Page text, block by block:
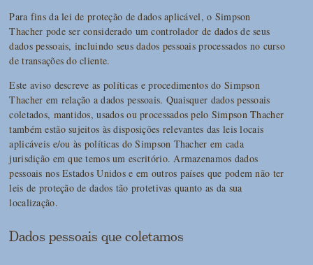
Para fins da lei de proteção de dados aplicável, o Simpson
Thacher pode ser considerado um controlador de dados de seus
dados pessoais, incluindo seus dados pessoais processados no curso
de transações do cliente.
Este aviso descreve as políticas e procedimentos do Simpson
Thacher em relação a dados pessoais. Quaisquer dados pessoais
coletados, mantidos, usados ou processados pelo Simpson Thacher
também estão sujeitos às disposições relevantes das leis locais
aplicáveis e/ou às políticas do Simpson Thacher em cada
jurisdição em que temos um escritório. Armazenamos dados
pessoais nos Estados Unidos e em outros países que podem não ter
leis de proteção de dados tão protetivas quanto as da sua
localização.
Dados pessoais que coletamos